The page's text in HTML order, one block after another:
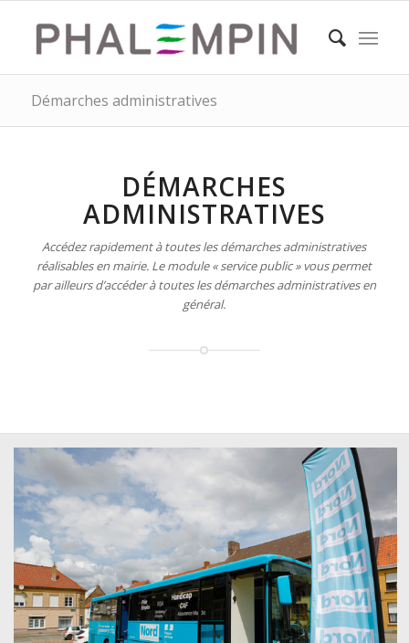
Démarches administratives
DÉMARCHES
ADMINISTRATIVES
Accédez rapidement à toutes les démarches administratives
réalisables en mairie. Le module « service public » vous permet
par ailleurs d’accéder à toutes les démarches administratives en
général.